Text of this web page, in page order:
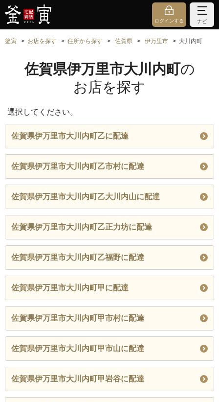
ログインする ナビ
釜寅 お店を探す 住所から探す 佐賀県 伊万里市 大川内町
佐賀県伊万里市大川内町の
お店を探す
選択してください。
佐賀県伊万里市大川内町乙に配達
佐賀県伊万里市大川内町乙市村に配達
佐賀県伊万里市大川内町乙大川内山に配達
佐賀県伊万里市大川内町乙正力坊に配達
佐賀県伊万里市大川内町乙福野に配達
佐賀県伊万里市大川内町甲に配達
佐賀県伊万里市大川内町甲市村に配達
佐賀県伊万里市大川内町甲市山に配達
佐賀県伊万里市大川内町甲岩谷に配達